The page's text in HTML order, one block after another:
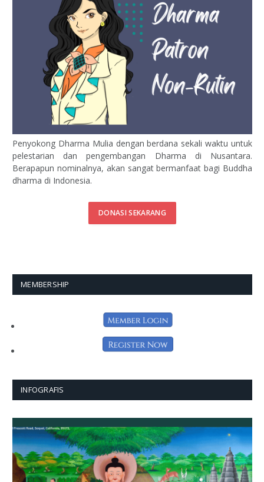
Penyokong Dharma Mulia dengan berdana sekali waktu untuk
pelestarian dan pengembangan Dharma di Nusantara.
Berapapun nominalnya, akan sangat bermanfaat bagi Buddha
dharma di Indonesia.
DONASI SEKARANG
MEMBERSHIP
INFOGRAFIS